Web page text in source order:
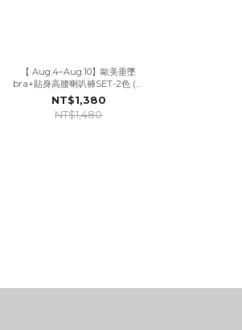
【 Aug.4–Aug.10】歐美垂墜
bra+貼身高腰喇叭褲SET-2色 (附
胸墊)
NT$1,380
NT$1,480